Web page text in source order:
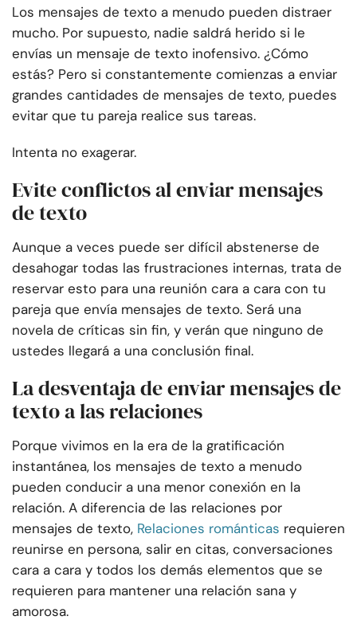
Los mensajes de texto a menudo pueden distraer
mucho. Por supuesto, nadie saldrá herido si le
envías un mensaje de texto inofensivo. ¿Cómo
estás? Pero si constantemente comienzas a enviar
grandes cantidades de mensajes de texto, puedes
evitar que tu pareja realice sus tareas.
Intenta no exagerar.
Evite conflictos al enviar mensajes
de texto
Aunque a veces puede ser difícil abstenerse de
desahogar todas las frustraciones internas, trata de
reservar esto para una reunión cara a cara con tu
pareja que envía mensajes de texto. Será una
novela de críticas sin fin, y verán que ninguno de
ustedes llegará a una conclusión final.
La desventaja de enviar mensajes de
texto a las relaciones
Porque vivimos en la era de la gratificación
instantánea, los mensajes de texto a menudo
pueden conducir a una menor conexión en la
relación. A diferencia de las relaciones por
mensajes de texto, Relaciones románticas requieren
reunirse en persona, salir en citas, conversaciones
cara a cara y todos los demás elementos que se
requieren para mantener una relación sana y
amorosa.